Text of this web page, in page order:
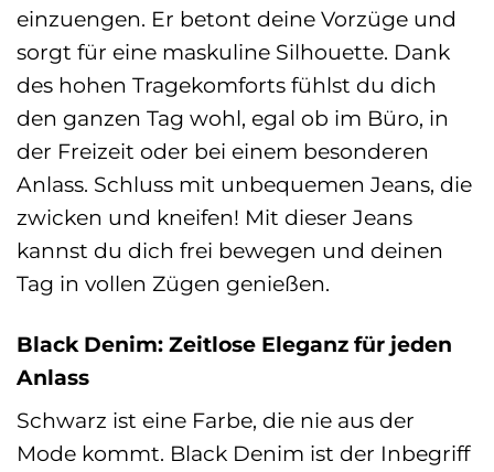
einzuengen. Er betont deine Vorzüge und
sorgt für eine maskuline Silhouette. Dank
des hohen Tragekomforts fühlst du dich
den ganzen Tag wohl, egal ob im Büro, in
der Freizeit oder bei einem besonderen
Anlass. Schluss mit unbequemen Jeans, die
zwicken und kneifen! Mit dieser Jeans
kannst du dich frei bewegen und deinen
Tag in vollen Zügen genießen.
Black Denim: Zeitlose Eleganz für jeden
Anlass
Schwarz ist eine Farbe, die nie aus der
Mode kommt. Black Denim ist der Inbegriff